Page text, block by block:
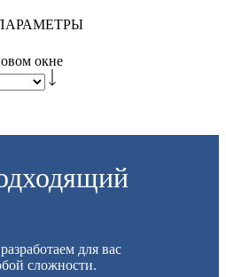
окне
для вас
сложности.